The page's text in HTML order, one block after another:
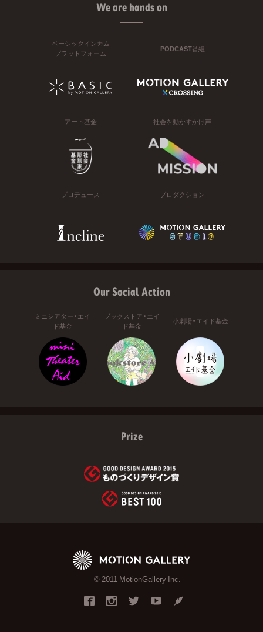
We are hands on
ベーシックインカム
プラットフォーム
PODCAST番組
アート基金 社会を動かすかけ声
プロデュース プロダクション
Our Social Action
ミニシアター・エイ
ド基金
ブックストア・エイ
ド基金
小劇場・エイド基金
Prize
© 2011 MotionGallery Inc.